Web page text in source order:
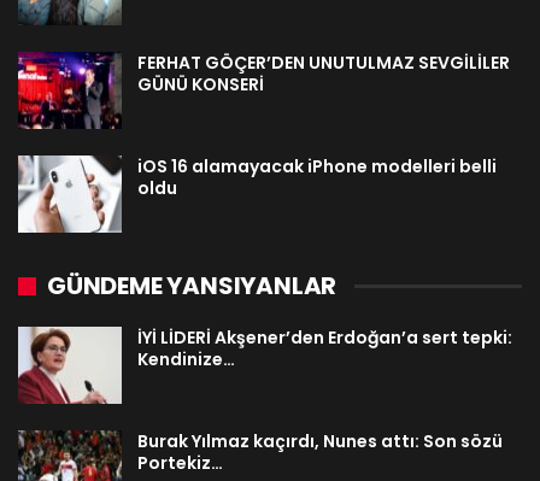
FERHAT GÖÇER’DEN UNUTULMAZ SEVGİLİLER
GÜNÜ KONSERİ
iOS 16 alamayacak iPhone modelleri belli
oldu
GÜNDEME YANSIYANLAR
İYİ LİDERİ Akşener’den Erdoğan’a sert tepki:
Kendinize…
Burak Yılmaz kaçırdı, Nunes attı: Son sözü
Portekiz…